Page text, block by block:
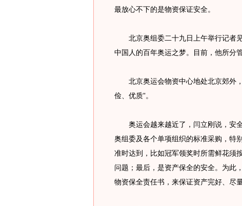
最放心不下的是物资保证安全。
北京奥组委二十九日上午举行记者见
中国人的百年奥运之梦。目前，他所分
北京奥运会物资中心地处北京郊外，
俭、优质”。
奥运会越来越近了，闫立刚说，安全
奥组委及各个单项组织的标准采购，特
准时达到，比如冠军领奖时所需鲜花须
问题；最后，是资产保全的安全。为此
物资保全责任书，来保证资产完好、尽